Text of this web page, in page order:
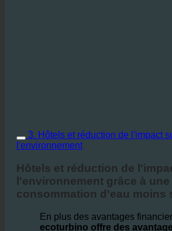
3. Hôtels et réduction de l'impact
l'environnement
Hôtels et réduction de
consommation d'eau moins